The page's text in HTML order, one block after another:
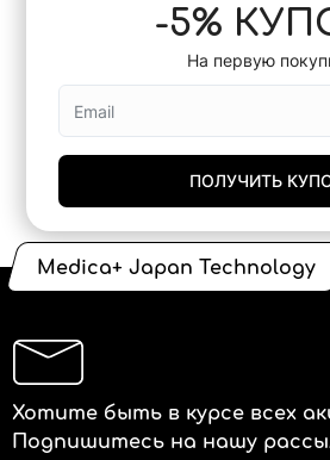
-5%
На первую
ПОЛУЧИТЬ
Medica+ Japan Technology
Хотите быть в курсе всех
Подпишитесь на нашу